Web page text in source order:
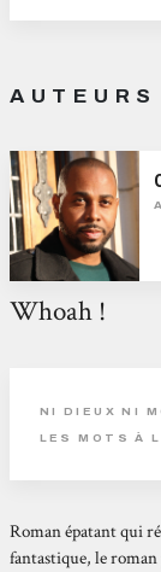
AUTEURS
Whoah !
NI DIEUX NI
LES MOTS À
Roman épatant qui
fantastique, le